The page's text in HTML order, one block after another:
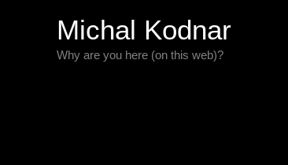
Michal Kodnar
Why are you here (on this web)?